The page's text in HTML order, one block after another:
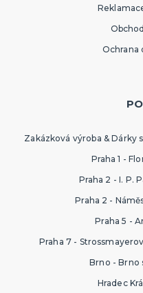
Ochrana
Zakázková výroba & Dárky
Praha 1 -
Praha 2 - I. P.
Praha 2 -
Praha 5 -
Praha 7 -
Brno - Brno
Hradec